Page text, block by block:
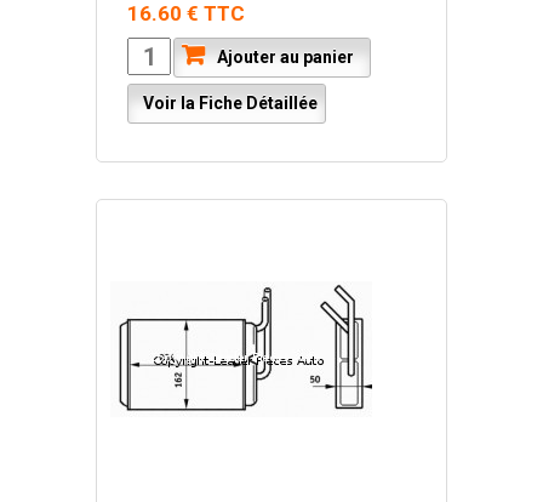
16.60 € TTC
Ajouter au panier
Voir la Fiche Détaillée